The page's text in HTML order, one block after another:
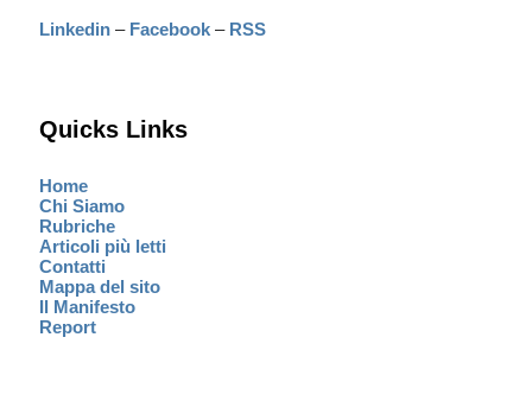
Linkedin – Facebook – RSS
Quicks Links
Home
Chi Siamo
Rubriche
Articoli più letti
Contatti
Mappa del sito
Il Manifesto
Report